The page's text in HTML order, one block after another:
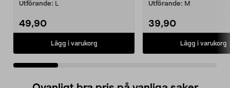
Utförande: L
49,90
Lägg i varukorg
Utförande: M
39,90
Lägg i varukorg